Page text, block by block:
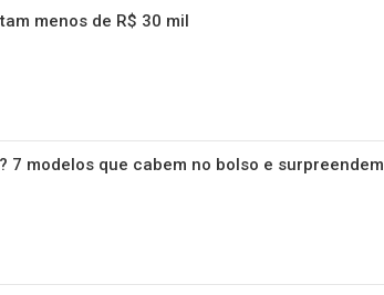
menos de R$ 30 mil
7 modelos que cabem no bolso e surpreendem